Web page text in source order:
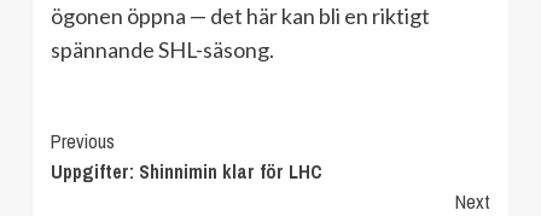
ögonen öppna — det här kan bli en riktigt
spännande SHL-säsong.
Continue
Reading
Previous
Uppgifter: Shinnimin klar för LHC
Next